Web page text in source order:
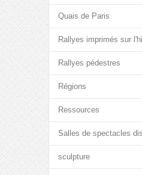
Quais de Paris
Rallyes imprimés sur
Rallyes pédestres
Régions
Ressources
Salles de spectacles
sculpture